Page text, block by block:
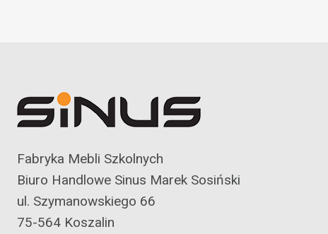
Fabryka Mebli Szkolnych
Biuro Handlowe Sinus Marek Sosiński
ul. Szymanowskiego 66
75-564 Koszalin